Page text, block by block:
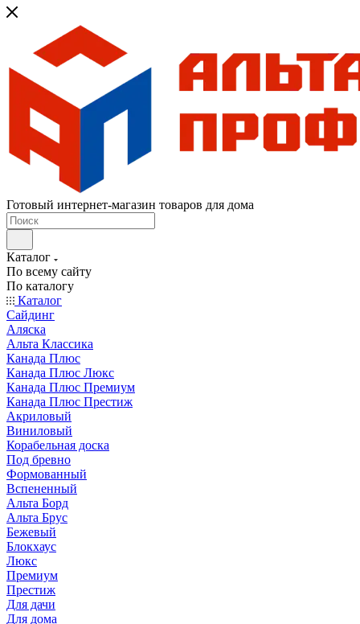
Готовый интернет-магазин товаров для дома
Каталог
По всему сайту
По каталогу
Каталог
Сайдинг
Аляска
Альта Классика
Канада Плюс
Канада Плюс Люкс
Канада Плюс Премиум
Канада Плюс Престиж
Акриловый
Виниловый
Корабельная доска
Под бревно
Формованный
Вспененный
Альта Борд
Альта Брус
Бежевый
Блокхаус
Люкс
Премиум
Престиж
Для дачи
Для дома